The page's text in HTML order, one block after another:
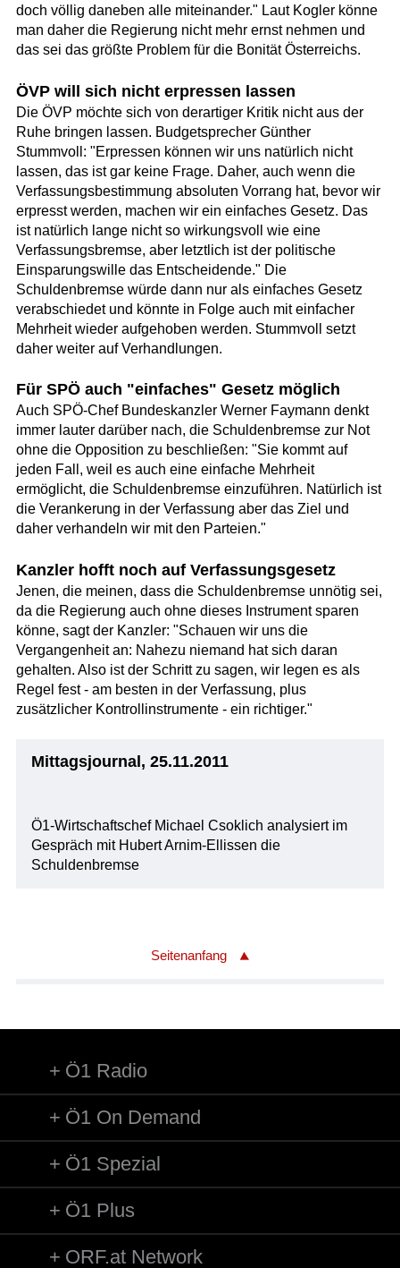
doch völlig daneben alle miteinander." Laut Kogler könne
man daher die Regierung nicht mehr ernst nehmen und
das sei das größte Problem für die Bonität Österreichs.
ÖVP will sich nicht erpressen lassen
Die ÖVP möchte sich von derartiger Kritik nicht aus der
Ruhe bringen lassen. Budgetsprecher Günther
Stummvoll: "Erpressen können wir uns natürlich nicht
lassen, das ist gar keine Frage. Daher, auch wenn die
Verfassungsbestimmung absoluten Vorrang hat, bevor wir
erpresst werden, machen wir ein einfaches Gesetz. Das
ist natürlich lange nicht so wirkungsvoll wie eine
Verfassungsbremse, aber letztlich ist der politische
Einsparungswille das Entscheidende." Die
Schuldenbremse würde dann nur als einfaches Gesetz
verabschiedet und könnte in Folge auch mit einfacher
Mehrheit wieder aufgehoben werden. Stummvoll setzt
daher weiter auf Verhandlungen.
Für SPÖ auch "einfaches" Gesetz möglich
Auch SPÖ-Chef Bundeskanzler Werner Faymann denkt
immer lauter darüber nach, die Schuldenbremse zur Not
ohne die Opposition zu beschließen: "Sie kommt auf
jeden Fall, weil es auch eine einfache Mehrheit
ermöglicht, die Schuldenbremse einzuführen. Natürlich ist
die Verankerung in der Verfassung aber das Ziel und
daher verhandeln wir mit den Parteien."
Kanzler hofft noch auf Verfassungsgesetz
Jenen, die meinen, dass die Schuldenbremse unnötig sei,
da die Regierung auch ohne dieses Instrument sparen
könne, sagt der Kanzler: "Schauen wir uns die
Vergangenheit an: Nahezu niemand hat sich daran
gehalten. Also ist der Schritt zu sagen, wir legen es als
Regel fest - am besten in der Verfassung, plus
zusätzlicher Kontrollinstrumente - ein richtiger."
Mittagsjournal, 25.11.2011
Ö1-Wirtschaftschef Michael Csoklich analysiert im
Gespräch mit Hubert Arnim-Ellissen die
Schuldenbremse
Seitenanfang
Ö1 Radio
Ö1 On Demand
Ö1 Spezial
Ö1 Plus
ORF.at Network